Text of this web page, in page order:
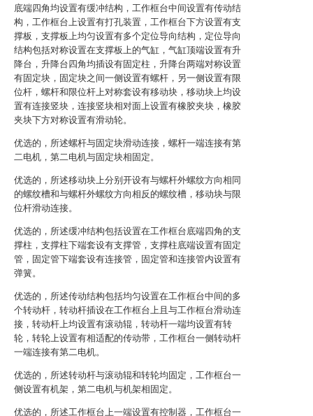
底端四角均设置有缓冲结构，工作框台中间设置有传动结
构，工作框台上设置有打孔装置，工作框台下方设置有支
撑板，支撑板上均匀设置有多个定位导向结构，定位导向
结构包括对称设置在支撑板上的气缸，气缸顶端设置有升
降台，升降台四角均插设有固定柱，升降台两端对称设置
有固定块，固定块之间一侧设置有螺杆，另一侧设置有限
位杆，螺杆和限位杆上对称套设有移动块，移动块上均设
置有连接竖块，连接竖块相对面上设置有橡胶夹块，橡胶
夹块下方对称设置有滑动轮。
优选的，所述螺杆与固定块滑动连接，螺杆一端连接有第
二电机，第二电机与固定块相固定。
优选的，所述移动块上分别开设有与螺杆外螺纹方向相同
的螺纹槽和与螺杆外螺纹方向相反的螺纹槽，移动块与限
位杆滑动连接。
优选的，所述缓冲结构包括设置在工作框台底端四角的支
撑柱，支撑柱下端套设有支撑管，支撑柱底端设置有固定
管，固定管下端套设有连接管，固定管和连接管内设置有
弹簧。
优选的，所述传动结构包括均匀设置在工作框台中间的多
个转动杆，转动杆插设在工作框台上且与工作框台滑动连
接，转动杆上均设置有滚动辊，转动杆一端均设置有转
轮，转轮上设置有相适配的传动带，工作框台一侧转动杆
一端连接有第二电机。
优选的，所述转动杆与滚动辊和转轮均固定，工作框台一
侧设置有机架，第二电机与机架相固定。
优选的，所述工作框台上一端设置有控制器，工作框台一